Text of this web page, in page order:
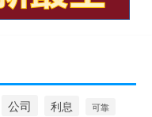
公司 利息 可靠